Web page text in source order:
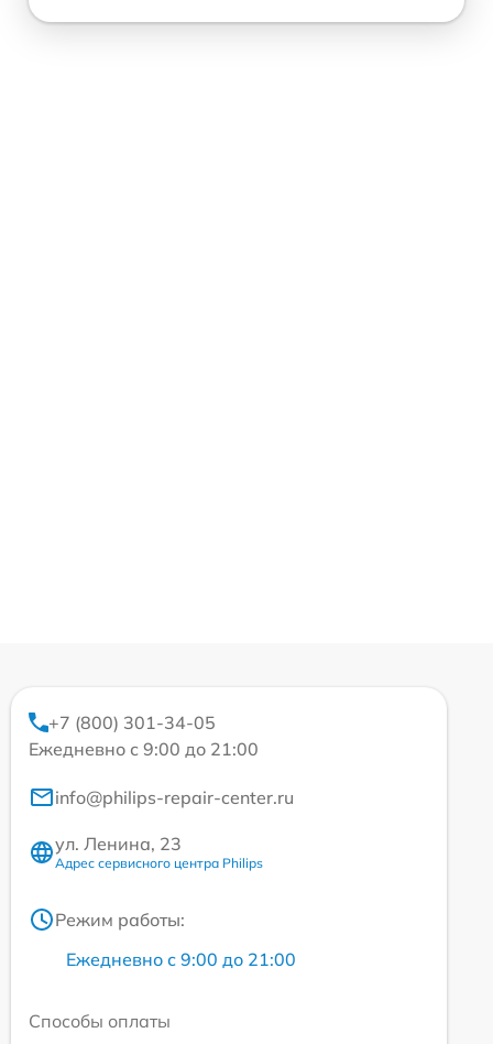
+7 (800) 301-34-05
Ежедневно с 9:00 до 21:00
info@philips-repair-center.ru
ул. Ленина, 23
Адрес сервисного центра Philips
Режим работы:
Ежедневно с 9:00 до 21:00
Способы оплаты